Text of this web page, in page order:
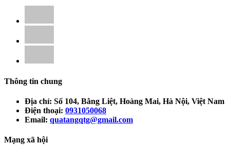
Thông tin chung
Địa chỉ: Số 104, Bằng Liệt, Hoàng Mai, Hà Nội, Việt Nam
Điện thoại: 0931050068
Email: quatangqtg@gmail.com
Mạng xã hội